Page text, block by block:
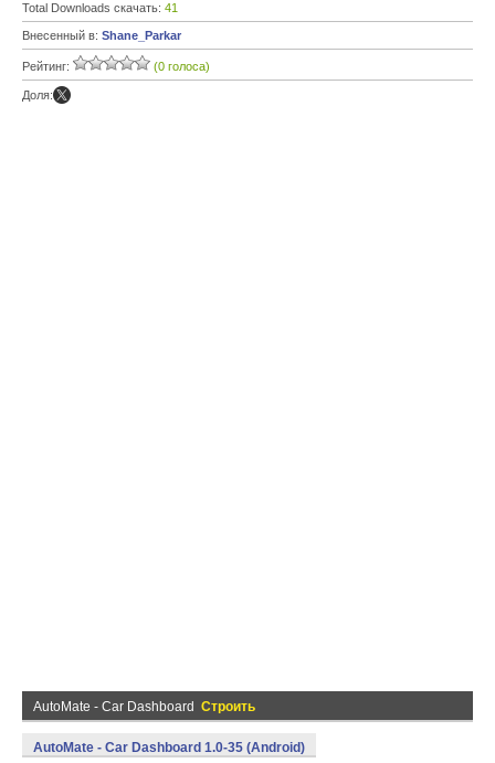
Total Downloads скачать: 41
Внесенный в: Shane_Parkar
Рейтинг: (0 голоса)
Доля:
AutoMate - Car Dashboard Строить
AutoMate - Car Dashboard 1.0-35 (Android)